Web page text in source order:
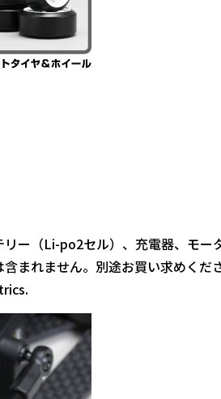
ー（Li-po2セル）、充電器、モー
まれません。別途お買い求めくださ